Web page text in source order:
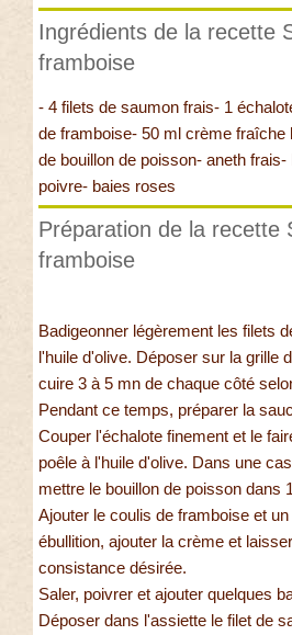
Ingrédients de la recette
framboise
- 4 filets de saumon frais- 1
de framboise- 50 ml crème fraîche
de bouillon de poisson- aneth frais-
poivre- baies roses
Préparation de la recette
framboise
Badigeonner légèrement les filets
l'huile d'olive. Déposer sur la grille
cuire 3 à 5 mn de chaque côté
Pendant ce temps, préparer la
Couper l'échalote finement et le
poêle à l'huile d'olive. Dans une
mettre le bouillon de poisson dans
Ajouter le coulis de framboise et
ébullition, ajouter la crème et
consistance désirée.
Saler, poivrer et ajouter quelques
Déposer dans l'assiette le filet de